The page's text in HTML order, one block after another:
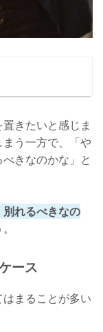
きたいと感じま
う一方で、「や
きなのかな」と
れるべきなの
ース
まることが多い